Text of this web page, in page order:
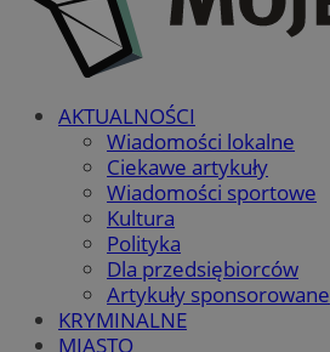
AKTUALNOŚCI
Wiadomości lokalne
Ciekawe artykuły
Wiadomości sportowe
Kultura
Polityka
Dla przedsiębiorców
Artykuły sponsorowane
KRYMINALNE
MIASTO